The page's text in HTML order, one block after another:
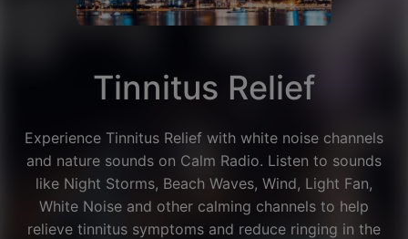
Tinnitus Relief
Experience Tinnitus Relief with white noise channels
and nature sounds on Calm Radio. Listen to sounds
like Night Storms, Beach Waves, Wind, Light Fan,
White Noise and other calming channels to help
relieve tinnitus symptoms and reduce ringing in the
Facebook